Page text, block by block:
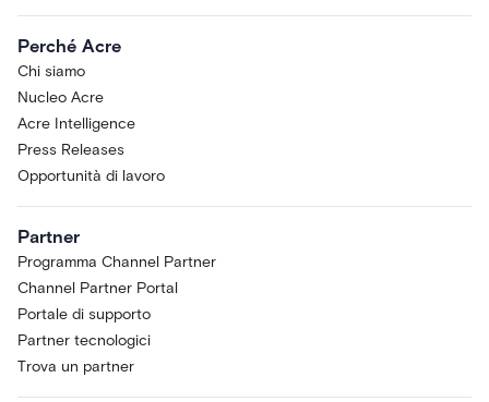
Perché Acre
Chi siamo
Nucleo Acre
Acre Intelligence
Press Releases
Opportunità di lavoro
Partner
Programma Channel Partner
Channel Partner Portal
Portale di supporto
Partner tecnologici
Trova un partner